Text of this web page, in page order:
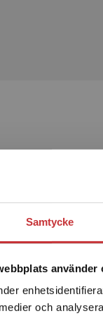
Samtycke
använder
och